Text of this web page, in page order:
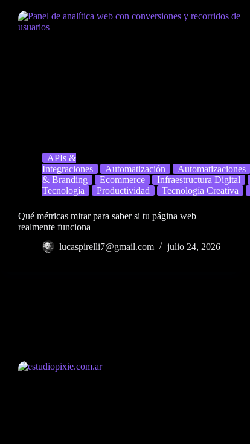
APIs &
Integraciones
Automatización Automatizaciones
& Branding
Ecommerce Infraestructura Digital
Tecnología
Productividad Tecnología Creativa
Qué métricas mirar para saber si tu página web
realmente funciona
lucaspirelli7@gmail.com
julio 24, 2026